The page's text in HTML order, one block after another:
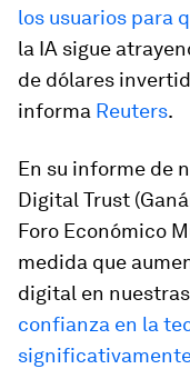
los usuarios para
la IA sigue
de dólares
informa Reuters.
En su informe de
Digital Trust
Foro Económico
medida que
digital en
confianza en la